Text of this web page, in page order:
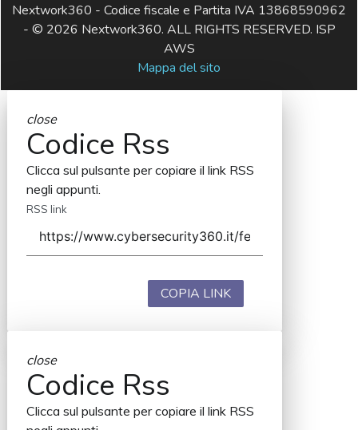
Nextwork360 - Codice fiscale e Partita IVA 13868590962
- © 2026 Nextwork360. ALL RIGHTS RESERVED. ISP
AWS
Mappa del sito
close
Codice Rss
Clicca sul pulsante per copiare il link RSS
negli appunti.
RSS link
COPIA LINK
close
Codice Rss
Clicca sul pulsante per copiare il link RSS